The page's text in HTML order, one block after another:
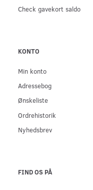
Check gavekort saldo
KONTO
Min konto
Adressebog
Ønskeliste
Ordrehistorik
Nyhedsbrev
FIND OS PÅ